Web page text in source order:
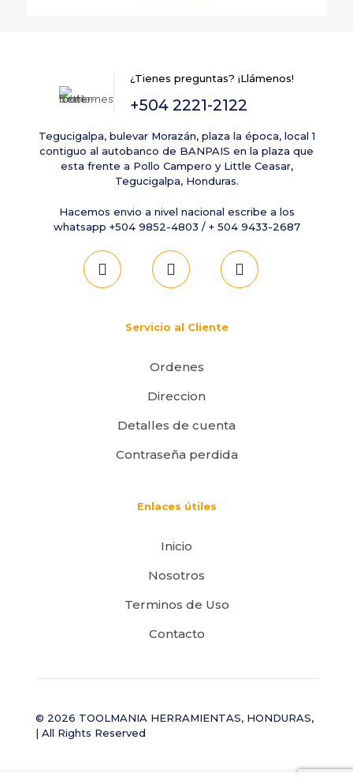
¿Tienes preguntas? ¡Llámenos!
+504 2221-2122
Tegucigalpa, bulevar Morazán, plaza la época, local 1
contiguo al autobanco de BANPAIS en la plaza que
esta frente a Pollo Campero y Little Ceasar,
Tegucigalpa, Honduras.
Hacemos envio a nivel nacional escribe a los
whatsapp +504 9852-4803 / + 504 9433-2687
Servicio al Cliente
Ordenes
Direccion
Detalles de cuenta
Contraseña perdida
Enlaces útiles
Inicio
Nosotros
Terminos de Uso
Contacto
© 2026 TOOLMANIA HERRAMIENTAS, HONDURAS,
| All Rights Reserved